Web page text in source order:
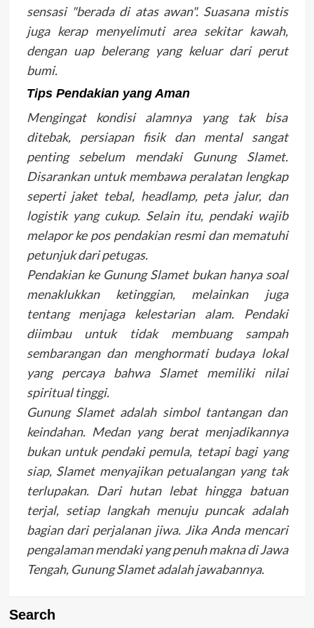
sensasi "berada di atas awan". Suasana mistis
juga kerap menyelimuti area sekitar kawah,
dengan uap belerang yang keluar dari perut
bumi.
Tips Pendakian yang Aman
Mengingat kondisi alamnya yang tak bisa
ditebak, persiapan fisik dan mental sangat
penting sebelum mendaki Gunung Slamet.
Disarankan untuk membawa peralatan lengkap
seperti jaket tebal, headlamp, peta jalur, dan
logistik yang cukup. Selain itu, pendaki wajib
melapor ke pos pendakian resmi dan mematuhi
petunjuk dari petugas.
Pendakian ke Gunung Slamet bukan hanya soal
menaklukkan ketinggian, melainkan juga
tentang menjaga kelestarian alam. Pendaki
diimbau untuk tidak membuang sampah
sembarangan dan menghormati budaya lokal
yang percaya bahwa Slamet memiliki nilai
spiritual tinggi.
Gunung Slamet adalah simbol tantangan dan
keindahan. Medan yang berat menjadikannya
bukan untuk pendaki pemula, tetapi bagi yang
siap, Slamet menyajikan petualangan yang tak
terlupakan. Dari hutan lebat hingga batuan
terjal, setiap langkah menuju puncak adalah
bagian dari perjalanan jiwa. Jika Anda mencari
pengalaman mendaki yang penuh makna di Jawa
Tengah, Gunung Slamet adalah jawabannya.
Search